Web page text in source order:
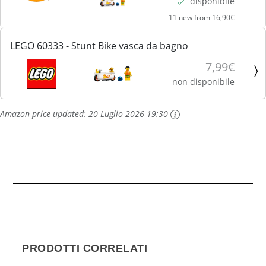
11 new from 16,90€
LEGO 60333 - Stunt Bike vasca da bagno
7,99€
non disponibile
Amazon price updated: 20 Luglio 2026 19:30
PRODOTTI CORRELATI